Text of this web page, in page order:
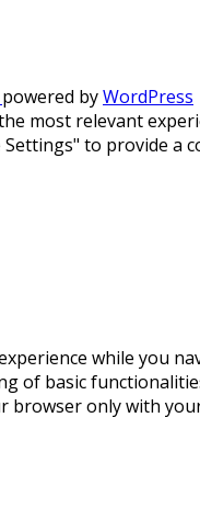
powered byWordPress
most relevant
to provide a
while you
of basic
browser only with